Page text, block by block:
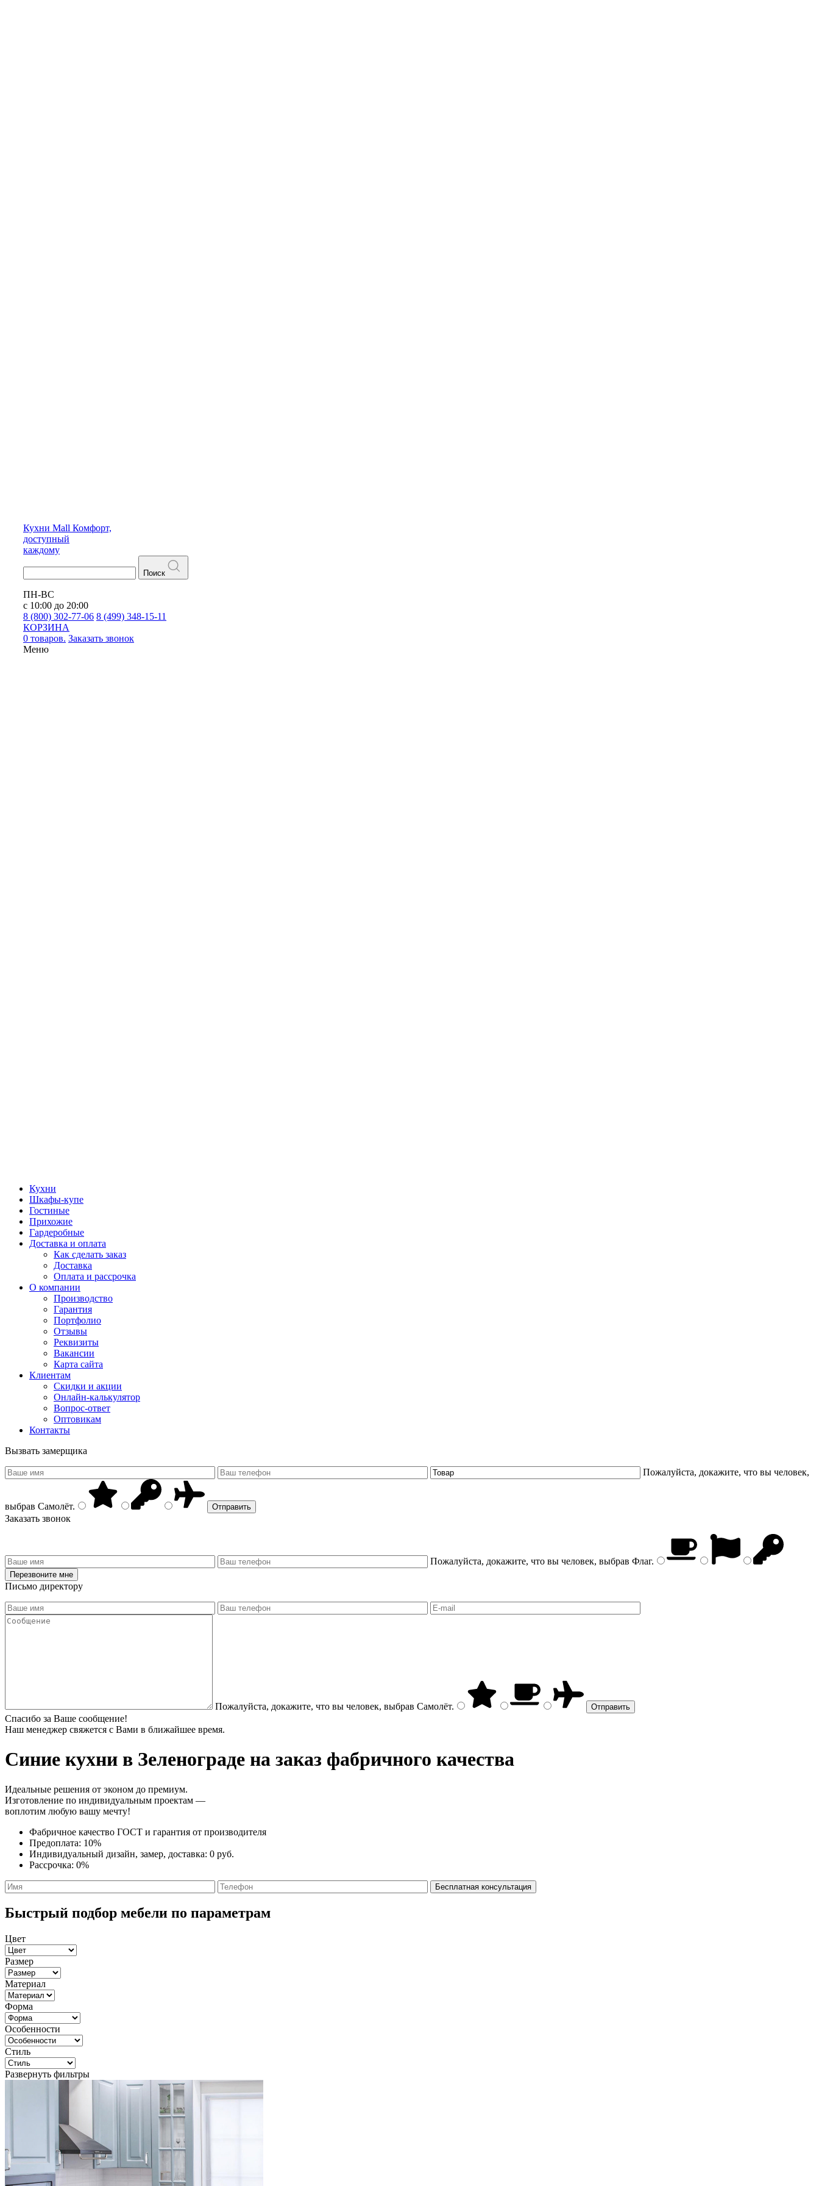
Кухни Mall Комфорт,
доступный
каждому
Поиск
ПН-ВС
с 10:00 до 20:00
8 (800) 302-77-06 8 (499) 348-15-11
КОРЗИНА
0 товаров. Заказать звонок
Меню
Кухни
Шкафы-купе
Гостиные
Прихожие
Гардеробные
Доставка и оплата
Как сделать заказ
Доставка
Оплата и рассрочка
О компании
Производство
Гарантия
Портфолио
Отзывы
Реквизиты
Вакансии
Карта сайта
Клиентам
Скидки и акции
Онлайн-калькулятор
Вопрос-ответ
Оптовикам
Контакты
Вызвать замерщика
Пожалуйста, докажите, что вы человек,
выбрав Самолёт.
Заказать звонок
Пожалуйста, докажите, что вы человек, выбрав Флаг.
Письмо директору
Пожалуйста, докажите, что вы человек, выбрав Самолёт.
Спасибо за Ваше сообщение!
Наш менеджер свяжется с Вами в ближайшее время.
Синие кухни в Зеленограде на заказ фабричного качества
Идеальные решения от эконом до премиум.
Изготовление по индивидуальным проектам —
воплотим любую вашу мечту!
Фабричное качество ГОСТ и гарантия от производителя
Предоплата: 10%
Индивидуальный дизайн, замер, доставка: 0 руб.
Рассрочка: 0%
Быстрый подбор мебели по параметрам
Цвет
Размер
Материал
Форма
Особенности
Стиль
Развернуть фильтры